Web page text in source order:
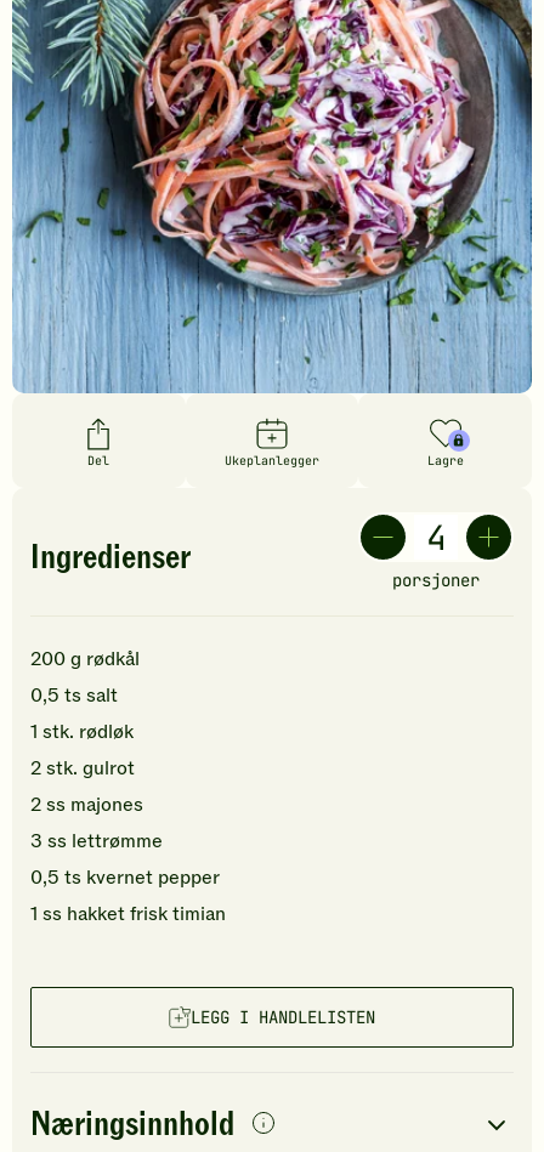
Del Ukeplanlegger Lagre
Ingredienser
porsjoner
200g rødkål
0,5 ts salt
1 stk. rødløk
2stk. gulrot
2ss majones
3 ss lettrømme
0,5 ts kvernet pepper
1 ss hakketfrisk timian
LEGG I HANDLELISTEN
Næringsinnhold